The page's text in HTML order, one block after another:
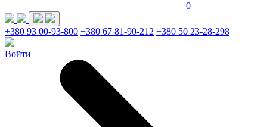
0
+380 93 00-93-800 +380 67 81-90-212 +380 50 23-28-298
Войти